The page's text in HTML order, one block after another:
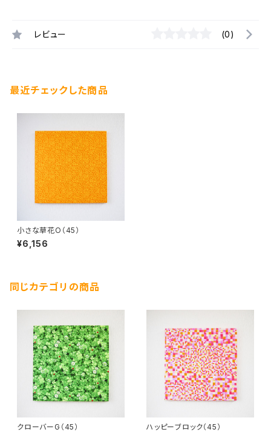
レビュー (0)
最近チェックした商品
小さな草花O（45）
¥6,156
同じカテゴリの商品
クローバーG（45） ハッピーブロック（45）